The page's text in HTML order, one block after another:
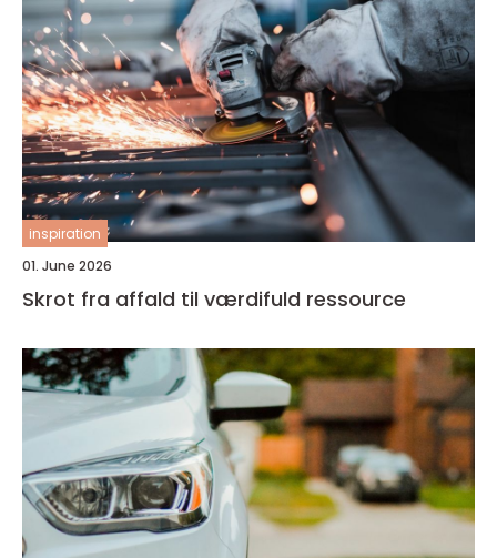
inspiration
01. June 2026
Skrot fra affald til værdifuld ressource